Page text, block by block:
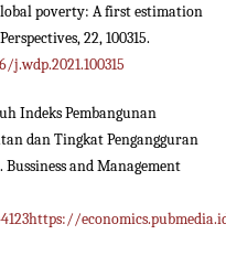
poverty: A first estimation
22, 100315.
Indeks Pembangunan
dan Tingkat Pengangguran
and Management